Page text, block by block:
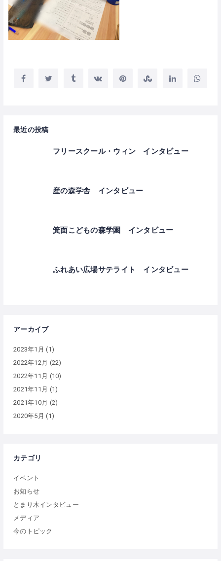
最近の投稿
フリースクール・ウィン インタビュー
産の森学舎 インタビュー
箕面こどもの森学園 インタビュー
ふれあい広場サテライト インタビュー
アーカイブ
2023年1月 (1)
2022年12月 (22)
2022年11月 (10)
2021年11月 (1)
2021年10月 (2)
2020年5月 (1)
カテゴリ
イベント
お知らせ
とまり木インタビュー
メディア
今のトピック